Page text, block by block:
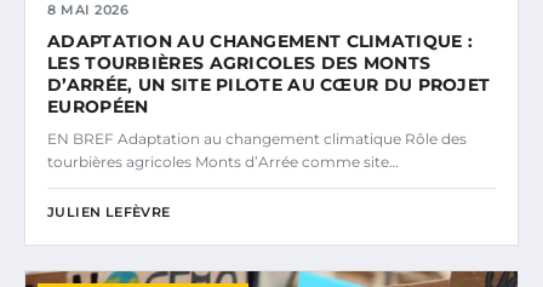
8 MAI 2026
ADAPTATION AU CHANGEMENT CLIMATIQUE :
LES TOURBIÈRES AGRICOLES DES MONTS
D’ARRÉE, UN SITE PILOTE AU CŒUR DU PROJET
EUROPÉEN
EN BREF Adaptation au changement climatique Rôle des
tourbières agricoles Monts d’Arrée comme site…
JULIEN LEFÈVRE